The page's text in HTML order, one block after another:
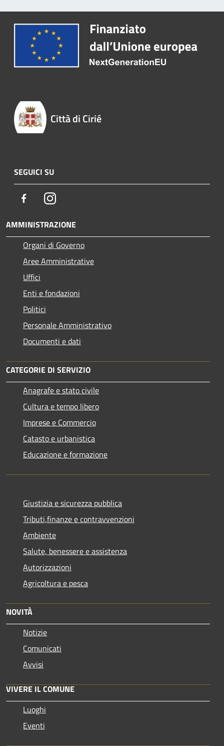
Città di Cirié
SEGUICI SU
FacebookInstagram
AMMINISTRAZIONE
Organi di Governo
Aree Amministrative
Uffici
Enti e fondazioni
Politici
Personale Amministrativo
Documenti e dati
CATEGORIE DI SERVIZIO
Anagrafe e stato civile
Cultura e tempo libero
Imprese e Commercio
Catasto e urbanistica
Educazione e formazione
Giustizia e sicurezza pubblica
Tributi,finanze e contravvenzioni
Ambiente
Salute, benessere e assistenza
Autorizzazioni
Agricoltura e pesca
NOVITÀ
Notizie
Comunicati
Avvisi
VIVERE IL COMUNE
Luoghi
Eventi